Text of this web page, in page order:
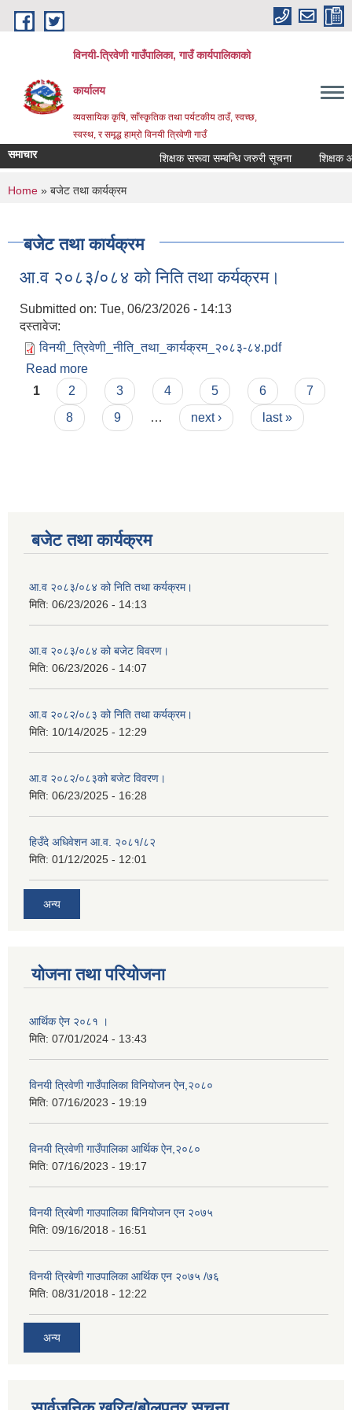
Skip to main content
विनयी-त्रिवेणी गाउँपालिका, गाउँ कार्यपालिकाको
कार्यालय
व्यवसायिक कृषि, साँस्कृतिक तथा पर्यटकीय ठाउँ, स्वच्छ,
स्वस्थ, र समृद्ध हाम्रो विनयी त्रिवेणी गाउँ
समाचार शिक्षक सरूवा सम्बन्धि जरुरी सूचना शिक्षक
You are here
Home » बजेट तथा कार्यक्रम
बजेट तथा कार्यक्रम
आ.व २०८३/०८४ को निति तथा कर्यक्रम।
Submitted on: Tue, 06/23/2026 - 14:13
दस्तावेज:
विनयी_त्रिवेणी_नीति_तथा_कार्यक्रम_२०८३-८४.pdf
Read more
Pages
1 2 3 4 5 6
7
8
9 … next › last »
बजेट तथा कार्यक्रम
आ.व २०८३/०८४ को निति तथा कर्यक्रम।
मिति: 06/23/2026 - 14:13
आ.व २०८३/०८४ को बजेट विवरण।
मिति: 06/23/2026 - 14:07
आ.व २०८२/०८३ को निति तथा कर्यक्रम।
मिति: 10/14/2025 - 12:29
आ.व २०८२/०८३को बजेट विवरण।
मिति: 06/23/2025 - 16:28
हिउँदे अधिवेशन आ.व. २०८१/८२
मिति: 01/12/2025 - 12:01
अन्य
योजना तथा परियोजना
आर्थिक ऐन २०८१ ।
मिति: 07/01/2024 - 13:43
विनयी त्रिवेणी गाउँपालिका विनियोजन ऐन,२०८०
मिति: 07/16/2023 - 19:19
विनयी त्रिवेणी गाउँपालिका आर्थिक ऐन,२०८०
मिति: 07/16/2023 - 19:17
विनयी त्रिबेणी गाउपालिका बिनियोजन एन २०७५
मिति: 09/16/2018 - 16:51
विनयी त्रिबेणी गाउपालिका आर्थिक एन २०७५ /७६
मिति: 08/31/2018 - 12:22
अन्य